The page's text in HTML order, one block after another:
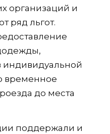
организаций и
ряд льгот.
индивидуальной
временное
до места
поддержали и